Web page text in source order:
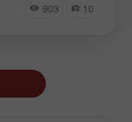
903 10